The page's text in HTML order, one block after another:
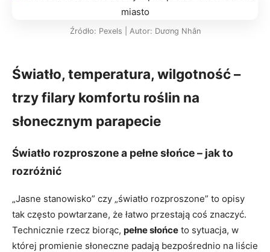
Źródło: Pexels | Autor: Dương Nhân
Światło, temperatura, wilgotność –
trzy filary komfortu roślin na
słonecznym parapecie
Światło rozproszone a pełne słońce – jak to
rozróżnić
„Jasne stanowisko” czy „światło rozproszone” to opisy
tak często powtarzane, że łatwo przestają coś znaczyć.
Technicznie rzecz biorąc, pełne słońce to sytuacja, w
której promienie słoneczne padają bezpośrednio na liście